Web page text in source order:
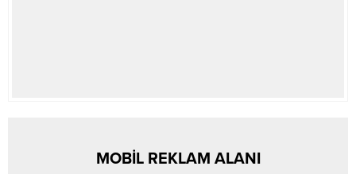
MOBİL REKLAM ALANI